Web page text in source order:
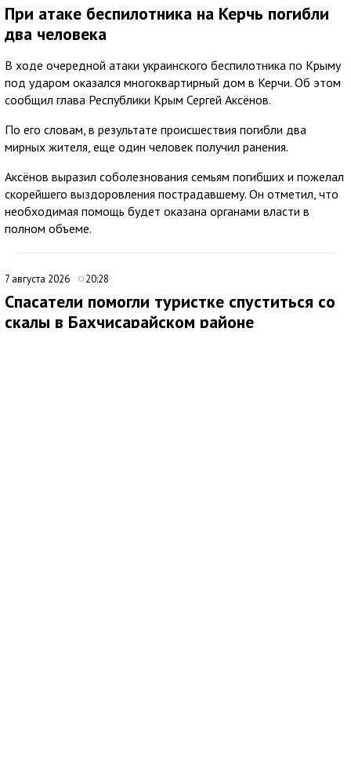
При атаке беспилотника на Керчь погибли
два человека
В ходе очередной атаки украинского беспилотника по Крыму
под ударом оказался многоквартирный дом в Керчи. Об этом
сообщил глава Республики Крым Сергей Аксёнов.
По его словам, в результате происшествия погибли два
мирных жителя, еще один человек получил ранения.
Аксёнов выразил соболезнования семьям погибших и пожелал
скорейшего выздоровления пострадавшему. Он отметил, что
необходимая помощь будет оказана органами власти в
полном объеме.
7 августа 2026 20:28
Спасатели помогли туристке спуститься со
скалы в Бахчисарайском районе